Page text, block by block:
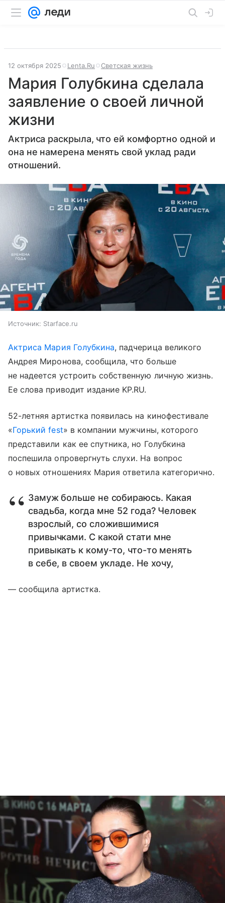
12 октября 2025 Lenta.Ru Светская жизнь
Мария Голубкина сделала
заявление о своей личной
жизни
Актриса раскрыла, что ей комфортно одной и
она не намерена менять свой уклад ради
отношений.
Источник: Starface.ru
Актриса Мария Голубкина, падчерица великого
Андрея Миронова, сообщила, что больше
не надеется устроить собственную личную жизнь.
Ее слова приводит издание KP.RU.
52-летняя артистка появилась на кинофестивале
«Горький fest» в компании мужчины, которого
представили как ее спутника, но Голубкина
поспешила опровергнуть слухи. На вопрос
о новых отношениях Мария ответила категорично.
Замуж больше не собираюсь. Какая
свадьба, когда мне 52 года? Человек
взрослый, со сложившимися
привычками. С какой стати мне
привыкать к кому-то, что-то менять
в себе, в своем укладе. Не хочу,
— сообщила артистка.